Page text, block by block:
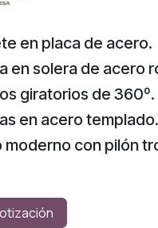
en placa de acero.
en solera de acero
giratorios de 360º.
en acero templado.
moderno con pilón